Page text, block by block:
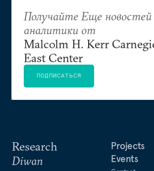
Research
Diwan
Projects
Events
Получайте Еще
аналитики от
Malcolm H. Kerr
East Center
ПОДПИСАТЬСЯ